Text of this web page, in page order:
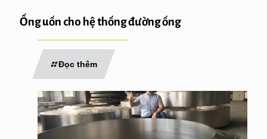
Ống uốn cho hệ thống đường ống
Đọc thêm